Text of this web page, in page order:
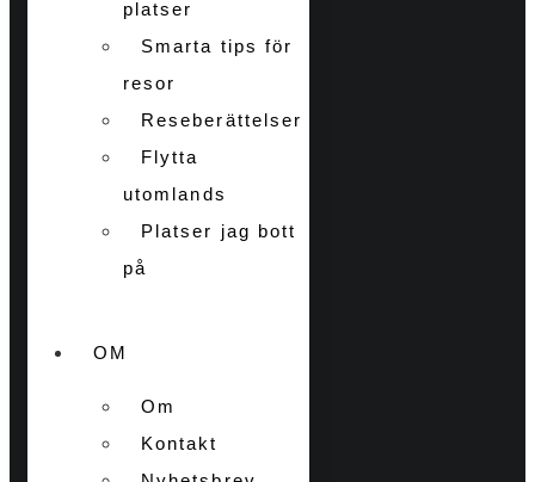
platser
Smarta tips för
resor
Reseberättelser
Flytta
utomlands
Platser jag bott
på
OM
Om
Kontakt